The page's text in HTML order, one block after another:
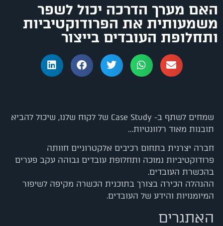
האם מערך הדרכה יכול לשפר
משמעותית את הפרודוקטיביות
ותחלופת העובדים בייצור
שמחים לשתף ב- Case Study של לקוח שלנו, שיכול להביא
תובנות מאוד רלוונטיות…
חברה יצרנית בתחום רכיבים אלקטרוניים חוותה
פרודוקטיביות נמוכה ותחלופת עובדים גבוהה עקב פערים
בהכשרת העובדים.
ההנהלה הכירה בצורך בתוכנית הכשרה מקיפה לשיפור
המיומנויות והידע של העובדים.
האתגרים